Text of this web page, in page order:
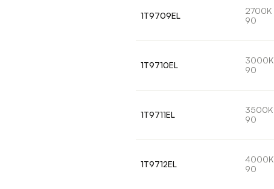
1T9709EL
2700K
90
1T9710EL
3000K
90
1T9711EL
3500K
90
1T9712EL
4000K
90